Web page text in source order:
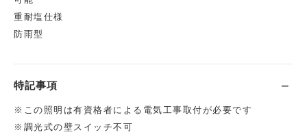
重耐塩仕様
防雨型
特記事項
※この照明は有資格者による電気工事取付が必要です
※調光式の壁スイッチ不可